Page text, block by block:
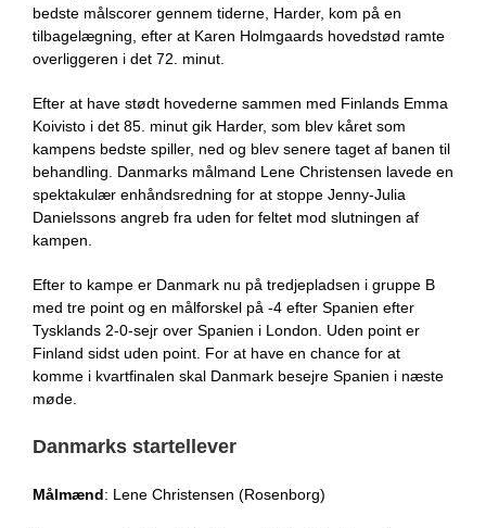
bedste målscorer gennem tiderne, Harder, kom på en
tilbagelægning, efter at Karen Holmgaards hovedstød ramte
overliggeren i det 72. minut.
Efter at have stødt hovederne sammen med Finlands Emma
Koivisto i det 85. minut gik Harder, som blev kåret som
kampens bedste spiller, ned og blev senere taget af banen til
behandling. Danmarks målmand Lene Christensen lavede en
spektakulær enhåndsredning for at stoppe Jenny-Julia
Danielssons angreb fra uden for feltet mod slutningen af
kampen.
Efter to kampe er Danmark nu på tredjepladsen i gruppe B
med tre point og en målforskel på -4 efter Spanien efter
Tysklands 2-0-sejr over Spanien i London. Uden point er
Finland sidst uden point. For at have en chance for at
komme i kvartfinalen skal Danmark besejre Spanien i næste
møde.
Danmarks startellever
Målmænd: Lene Christensen (Rosenborg)